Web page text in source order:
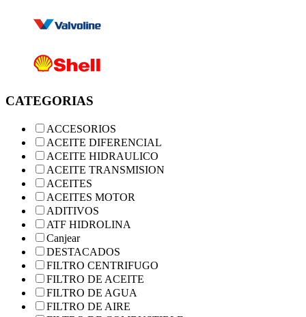
CATEGORIAS
ACCESORIOS
ACEITE DIFERENCIAL
ACEITE HIDRAULICO
ACEITE TRANSMISION
ACEITES
ACEITES MOTOR
ADITIVOS
ATF HIDROLINA
Canjear
DESTACADOS
FILTRO CENTRIFUGO
FILTRO DE ACEITE
FILTRO DE AGUA
FILTRO DE AIRE